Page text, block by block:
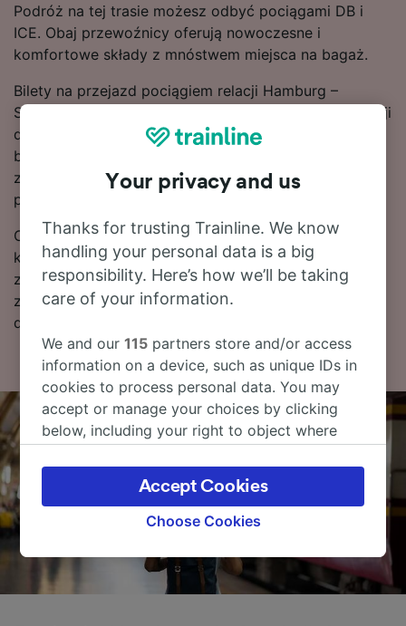
Podróż na tej trasie możesz odbyć pociągami DB i
ICE. Obaj przewoźnicy oferują nowoczesne i
komfortowe składy z mnóstwem miejsca na bagaż.
Bilety na przejazd pociągiem relacji Hamburg –
Saarbrücken są zwykle tańsze w przypadku rezerwacji
dokonywanej z wyprzedzeniem w porównaniu do
biletów kupowanych w dniu podróży. Skorzystaj ze
znajdującego się u góry strony narzędzia do
planowania podróży, aby wyszukać aktualne taryfy.
Chcesz dokonać rezerwacji? Poszukaj tanich biletów
kolejowych w naszym serwisie. Czytaj dalej, aby
znaleźć więcej informacji, w tym nasz rozkład jazdy
zawierający pierwszy i ostatni kurs, oraz wskazówki
dotyczące wyszukiwania tanich biletów kolejowych.
Your privacy and us
Thanks for trusting Trainline. We know
handling your personal data is a big
responsibility. Here’s how we’ll be taking
care of your information.
We and our115 partners store and/or access
information on a device, such as unique IDs in
cookies to process personal data. You may
accept or manage your choices by clicking
below, including your right to object where
the privacy policy page. These choices will be
signaled to our partners and will not affect
browsing data. Your data will not be used for
track you.
We and our partners process data to provide:
Choose Cookies
Accept Cookies